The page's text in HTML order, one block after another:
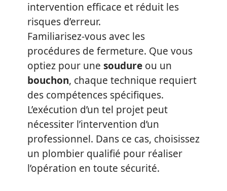
intervention efficace et réduit les
risques d’erreur.
Familiarisez-vous avec les
procédures de fermeture. Que vous
optiez pour une soudure ou un
bouchon, chaque technique requiert
des compétences spécifiques.
L’exécution d’un tel projet peut
nécessiter l’intervention d’un
professionnel. Dans ce cas, choisissez
un plombier qualifié pour réaliser
l’opération en toute sécurité.